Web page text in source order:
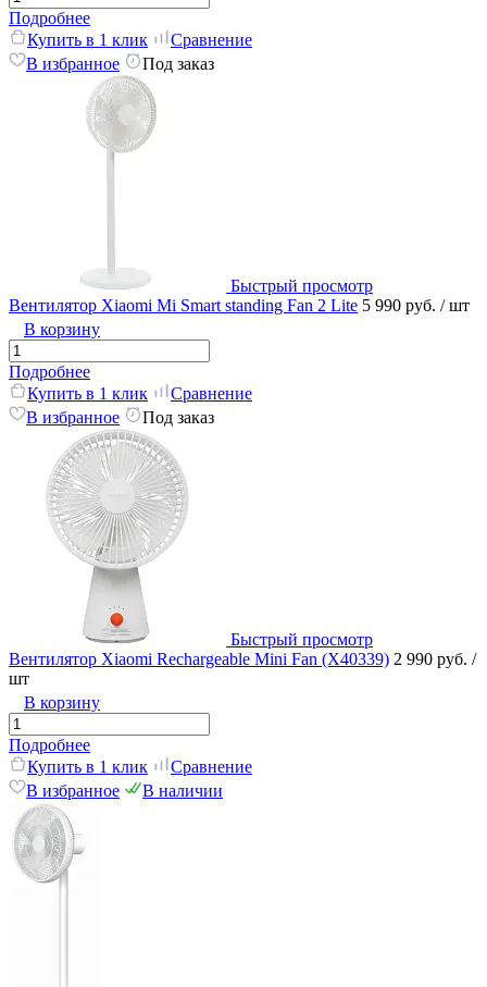
Подробнее
Купить в 1 клик
Сравнение
В избранное
Под заказ
Быстрый просмотр
Вентилятор Xiaomi Mi Smart standing Fan 2 Lite 5 990 руб. / шт
В корзину
Подробнее
Купить в 1 клик
Сравнение
В избранное
Под заказ
Быстрый просмотр
Вентилятор Xiaomi Rechargeable Mini Fan (X40339) 2 990 руб. /
шт
В корзину
Подробнее
Купить в 1 клик
Сравнение
В избранное
В наличии